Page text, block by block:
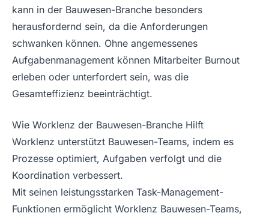
kann in der Bauwesen-Branche besonders
herausfordernd sein, da die Anforderungen
schwanken können. Ohne angemessenes
Aufgabenmanagement können Mitarbeiter Burnout
erleben oder unterfordert sein, was die
Gesamteffizienz beeinträchtigt.
Wie Worklenz der Bauwesen-Branche Hilft
Worklenz unterstützt Bauwesen-Teams, indem es
Prozesse optimiert, Aufgaben verfolgt und die
Koordination verbessert.
Mit seinen leistungsstarken Task-Management-
Funktionen ermöglicht Worklenz Bauwesen-Teams,